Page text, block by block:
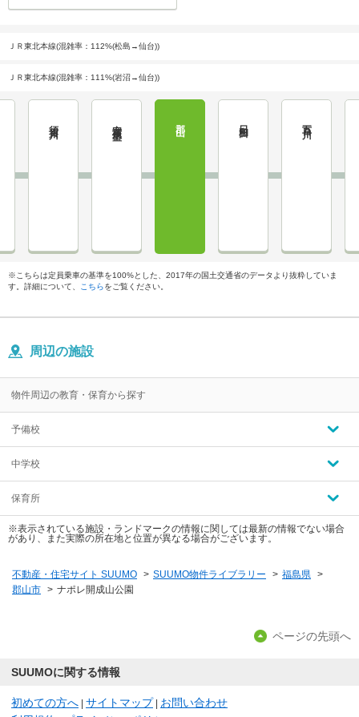
ＪＲ東北本線(混雑率：112%(松島→仙台))
ＪＲ東北本線(混雑率：111%(岩沼→仙台))
※こちらは定員乗車の基準を100%とした、2017年の国土交通省のデータより抜粋していま
す。詳細について、
こちらをご覧ください。
周辺の施設
物件周辺の教育・保育から探す
予備校
中学校
保育所
※表示されている施設・ランドマークの情報に関しては最新の情報でない場合
があり、また実際の所在地と位置が異なる場合がございます。
不動産・住宅サイト SUUMO > SUUMO物件ライブラリー > 福島県 >
郡山市 > ナポレ開成山公園
ページの先頭へ
SUUMOに関する情報
初めての方へ サイトマップ
お問い合わせ